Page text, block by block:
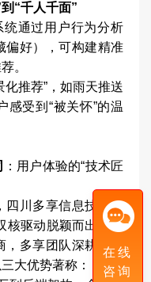
“千人千面”
统通过用户行为分析
偏好），可构建精准
。
推荐”，如雨天推送
感受到“被关怀”的温
：用户体验的“技术匠
四川多享信息技术有
核驱动脱颖而出。作
，多享团队深耕电商
大优势著称：
在线
咨询